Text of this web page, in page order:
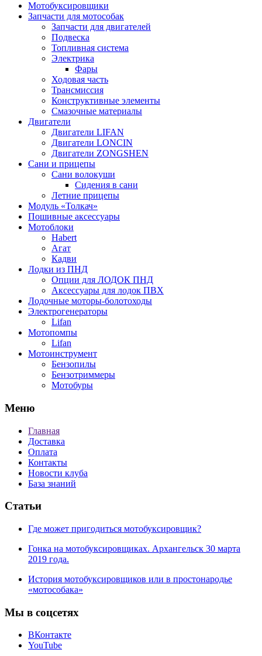
Мотобуксировщики
Запчасти для мотособак
Запчасти для двигателей
Подвеска
Топливная система
Электрика
Фары
Ходовая часть
Трансмиссия
Конструктивные элементы
Смазочные материалы
Двигатели
Двигатели LIFAN
Двигатели LONCIN
Двигатели ZONGSHEN
Сани и прицепы
Сани волокуши
Сидения в сани
Летние прицепы
Модуль «Толкач»
Пошивные аксессуары
Мотоблоки
Habert
Агат
Кадви
Лодки из ПНД
Опции для ЛОДОК ПНД
Аксессуары для лодок ПВХ
Лодочные моторы-болотоходы
Электрогенераторы
Lifan
Мотопомпы
Lifan
Мотоинструмент
Бензопилы
Бензотриммеры
Мотобуры
Меню
Главная
Доставка
Оплата
Контакты
Новости клуба
База знаний
Статьи
Где может пригодиться мотобуксировщик?
Гонка на мотобуксировщиках. Архангельск 30 марта
2019 года.
История мотобуксировщиков или в простонародье
«мотособака»
Мы в соцсетях
ВКонтакте
YouTube